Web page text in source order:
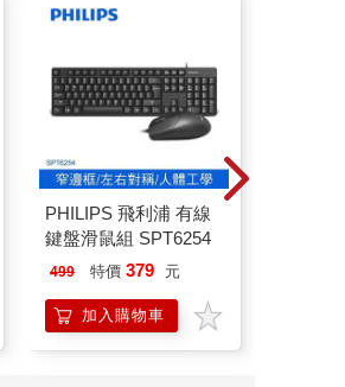
PHILIPS 飛利浦 有線
鍵盤滑鼠組 SPT6254
499 特價 379 元
加入購物車